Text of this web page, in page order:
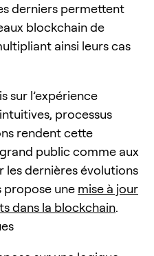
derniers permettent
blockchain de
ainsi leurs cas
sur l’expérience
processus
rendent cette
public comme aux
les dernières évolutions
propose une mise à jour
dans la blockchain.